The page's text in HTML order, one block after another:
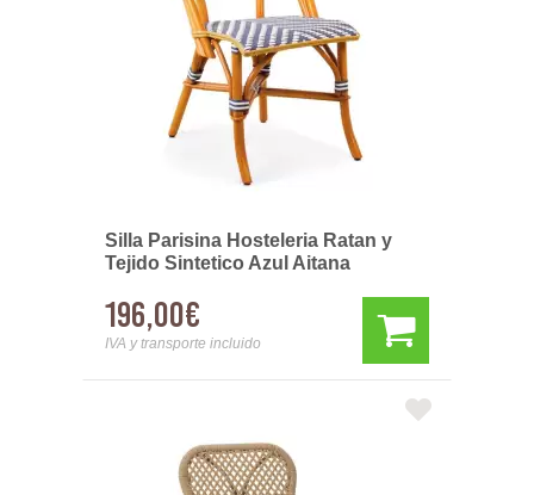
Silla Parisina Hosteleria Ratan y
Tejido Sintetico Azul Aitana
196,00€
IVA y transporte incluido